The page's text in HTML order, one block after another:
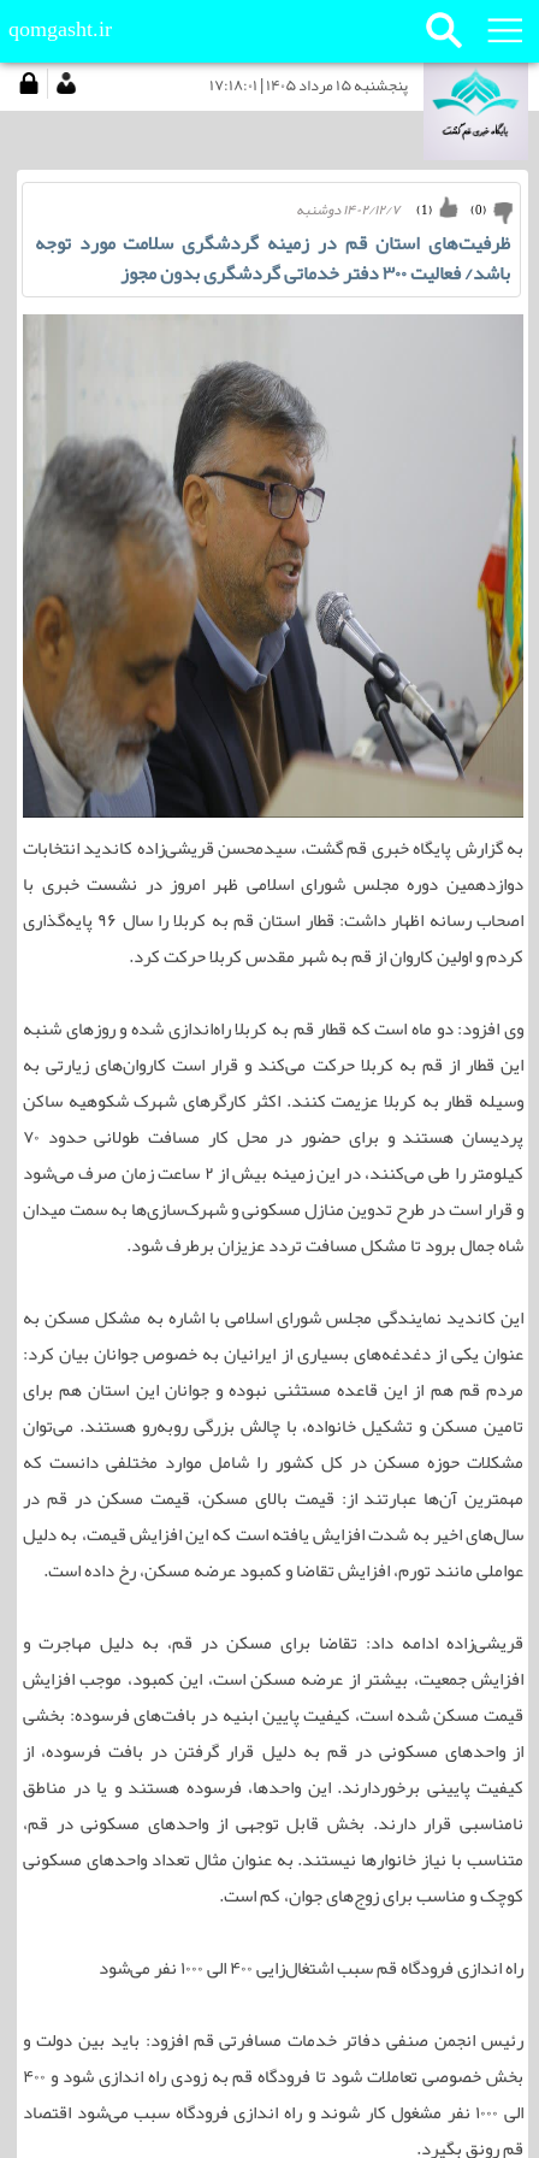
qomgasht.ir
پنجشنبه ۱۵ مرداد ۱۴۰۵ | ۱۷:۱۸:۰۱
۱۴۰۲/۱۲/۷ دوشنبه (
1
) (
0
)
ظرفیت‌های استان قم در زمینه گردشگری سلامت مورد توجه
باشد/ فعالیت ۳۰۰ دفتر خدماتی گردشگری بدون مجوز
به گزارش پایگاه خبری قم گشت، سیدمحسن قریشی‌زاده کاندید انتخابات
دوازدهمین دوره مجلس شورای اسلامی ظهر امروز در نشست خبری با
اصحاب رسانه اظهار داشت: قطار استان قم به کربلا را سال ۹۶ پایه‌گذاری
کردم و اولین کاروان از قم به شهر مقدس کربلا حرکت کرد.
وی افزود: دو ماه است که قطار قم به کربلا راه‌اندازی شده و روزهای شنبه
این قطار از قم به کربلا حرکت می‌کند و قرار است کاروان‌های زیارتی به
وسیله قطار به کربلا عزیمت کنند. اکثر کارگرهای شهرک شکوهیه ساکن
پردیسان هستند و برای حضور در محل کار مسافت طولانی حدود ۷۰
کیلومتر را طی می‌کنند، در این زمینه بیش از ۲ ساعت زمان صرف می‌شود
و قرار است در طرح تدوین منازل مسکونی و شهرک‌سازی‌ها به سمت میدان
شاه جمال برود تا مشکل مسافت تردد عزیزان برطرف شود.
این کاندید نمایندگی مجلس شورای اسلامی با اشاره به مشکل مسکن به
عنوان یکی از دغدغه‌های بسیاری از ایرانیان به خصوص جوانان بیان کرد:
مردم قم هم از این قاعده مستثنی نبوده و جوانان این استان هم برای
تامین مسکن و تشکیل خانواده، با چالش بزرگی روبه‌رو هستند. می‎‌توان
مشکلات حوزه مسکن در کل کشور را شامل موارد مختلفی دانست که
مهمترین آن‌ها عبارتند از: قیمت بالای مسکن، قیمت مسکن در قم در
سال‌های اخیر به شدت افزایش یافته است که این افزایش قیمت، به دلیل
عواملی مانند تورم، افزایش تقاضا و کمبود عرضه مسکن، رخ داده است.
قریشی‌زاده ادامه داد: تقاضا برای مسکن در قم، به دلیل مهاجرت و
افزایش جمعیت، بیشتر از عرضه مسکن است، این کمبود، موجب افزایش
قیمت مسکن شده است، کیفیت پایین ابنیه در بافت‌های فرسوده: بخشی
از واحدهای مسکونی در قم به دلیل قرار گرفتن در بافت فرسوده، از
کیفیت پایینی برخوردارند. این واحدها، فرسوده هستند و یا در مناطق
نامناسبی قرار دارند. بخش قابل توجهی از واحدهای مسکونی در قم،
متناسب با نیاز خانوارها نیستند. به عنوان مثال تعداد واحدهای مسکونی
کوچک و مناسب برای زوج‌های جوان، کم است.
راه اندازی فرودگاه قم سبب اشتغال‌زایی ۴۰۰ الی ۱۰۰۰ نفر می‌شود
رئیس انجمن صنفی دفاتر خدمات مسافرتی قم افزود: باید بین دولت و
بخش خصوصی تعاملات شود تا فرودگاه قم به زودی راه اندازی شود و ۴۰۰
الی ۱۰۰۰ نفر مشغول کار شوند و راه اندازی فرودگاه سبب می‌شود اقتصاد
قم رونق بگیرد.